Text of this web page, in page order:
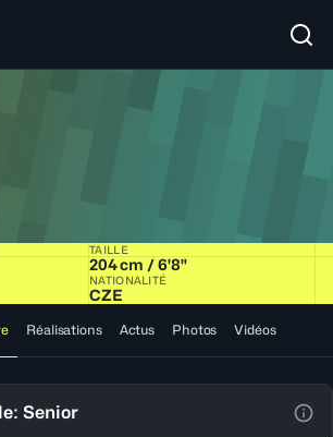
TAILLE
204 cm / 6'8"
NATIONALITÉ
CZE
Réalisations Actus Photos Vidéos
Senior